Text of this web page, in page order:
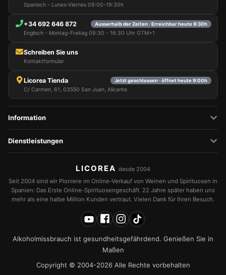
Spanisch - Lunes-Viernes 09:00-19:30h
+34 692 646 872 Ausserhalb der Zeiten · Erreichbar heute 9:30h
Englisch - Montag-Freitag 09:30 - 16:30 Uhr GTM+1
Schreiben Sie uns
Kontaktformular
Licorea Tienda Jetzt geschlossen · öffnet heute 9:00h
C/ Carmen, 61, 03550 San Juan, Alicante
Information
Dienstleistungen
LICOREA desde 2004
Seit 2004 sind wir Pioniere im Online-Verkauf von Weinen und Spirituosen in
Spanien: Das Erste Online-Spirituosengeschäft. 22 Jahre später haben uns
mehr als eine halbe Million Kunden vertraut. Vielen Dank für Ihren Besuch.
Alkoholmissbrauch ist gesundheitsgefährdend. Genießen Sie in
Maßen
Copyright © 2004-2026 Alle Rechte vorbehalten